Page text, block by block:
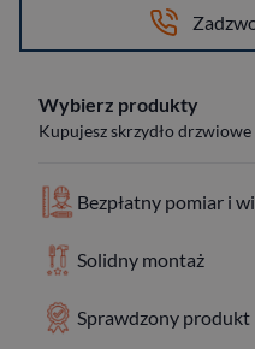
Wybierz produkty
Kupujesz skrzydło
Bezpłatny pomiar i
Solidny montaż
Sprawdzony produkt